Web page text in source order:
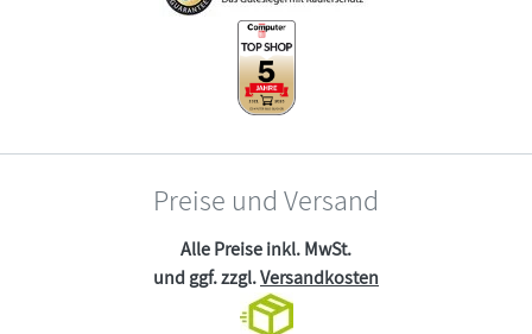
Preise und Versand
Alle Preise inkl. MwSt.
und ggf. zzgl.Versandkosten